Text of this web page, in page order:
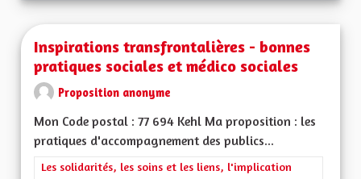
Inspirations transfrontalières - bonnes
pratiques sociales et médico sociales
Proposition anonyme
Mon Code postal : 77 694 Kehl Ma proposition : les
pratiques d'accompagnement des publics...
Filtrer les résultats de la catégorie : Les solidarités, les soins
Les solidarités, les soins et les liens, l'implication